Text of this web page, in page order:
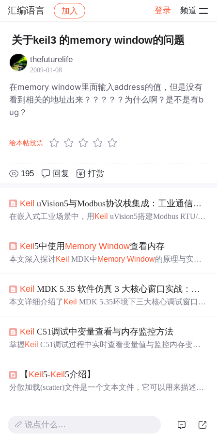
汇编语言 加入 登录 频道
社区 汇编语言
关于keil3 的memory window的问题
thefuturelife
2009-01-08
在memory window里面输入address的值，但是没有
看到相关的地址出来？？？？？为什么啊？是不是有b
ug？
给本帖投票
195 回复 打赏
Keil uVision5与Modbus协议栈集成：工业通信方案
在嵌入式工业场景中，用 Keil uVision5搭建Modbus RTU/A
能力，可快速验证串口通信时序、寄存器读写及异常响应
逻辑，显著提升开发效率与可靠性。
Keil5中使用 Memory Window查看内存
本文深入探讨Keil MDK中 Memory Window的原理与实战
中的复杂问题，提升调试效率与系统理解能力。
Keil MDK 5.35 软件仿真 3 大核心窗口实战：Watch、
本文详细介绍了 Keil MDK 5.35环境下三大核心调试窗口
维立体的调试视角，帮助开发者高效查看变量实时值，优
化嵌入式开发调试流程。
Keil C51调试中变量查看与内存监控方法
掌握Keil C51调试过程中实时查看变量值与监控内存变化
【 Keil 5-Keil 5介绍】
分散加载(scatter)文件是一个文本文件，它可以用来描述连
分散加载文件指定，那么ARM连接器会按照默认的方式来
说点什么…